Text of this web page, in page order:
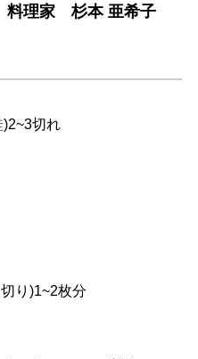
料理家 杉本 亜希子
)2~3切れ
り)1~2枚分